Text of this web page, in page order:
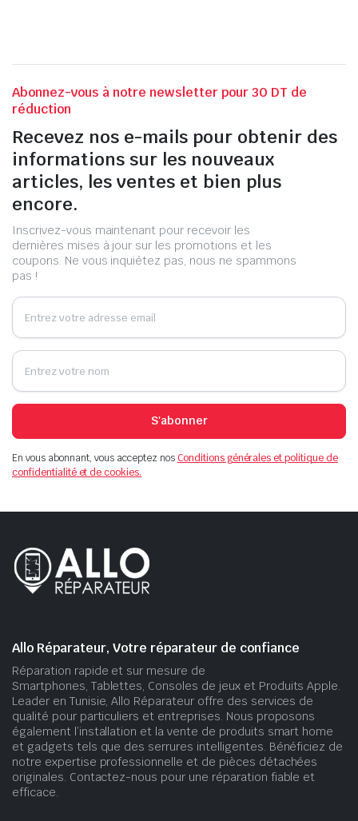
Abonnez-vous à notre newsletter pour 30 DT de
réduction
Recevez nos e-mails pour obtenir des
informations sur les nouveaux
articles, les ventes et bien plus
encore.
Inscrivez-vous maintenant pour recevoir les
dernières mises à jour sur les promotions et les
coupons. Ne vous inquiétez pas, nous ne spammons
pas !
S'abonner
En vous abonnant, vous acceptez nosConditions générales et politique de
confidentialité et de cookies.
Allo Réparateur, Votre réparateur de confiance
Réparation rapide et sur mesure de
Smartphones, Tablettes, Consoles de jeux et Produits Apple.
Leader en Tunisie, Allo Réparateur offre des services de
qualité pour particuliers et entreprises. Nous proposons
également l’installation et la vente de produits smart home
et gadgets tels que des serrures intelligentes. Bénéficiez de
notre expertise professionnelle et de pièces détachées
originales. Contactez-nous pour une réparation fiable et
efficace.